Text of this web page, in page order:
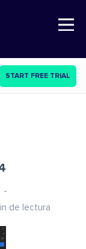
Open Nav
START FREE TRIAL
de lectura